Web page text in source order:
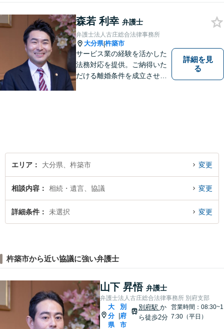
森若 利幸 弁護士
弁護士法人古庄総合法律事務所
大分県|杵築市
サービス業の経験を活かした
法務対応を提供。ご納得いた
だける離婚条件を成立させる
詳細を見
る
エリア 大分県、杵築市 変更
相談内容 相続・遺言、協議 変更
詳細条件 未選択 変更
杵築市から近い協議に強い弁護士
山下 昇悟 弁護士
弁護士法人古庄総合法律事務所 別府支部
大
分
県
別
府
市
別府駅 か
ら徒歩2分
営業時間：08:30~1
7:30（平日）